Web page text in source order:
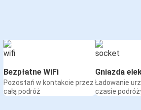
Bezpłatne WiFi
Pozostań w kontakcie przez
całą podróż
Gniazda
Ładowanie
czasie